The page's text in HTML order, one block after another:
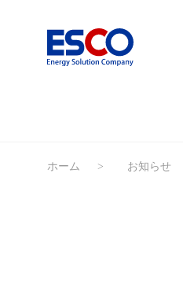
ホーム お知らせ